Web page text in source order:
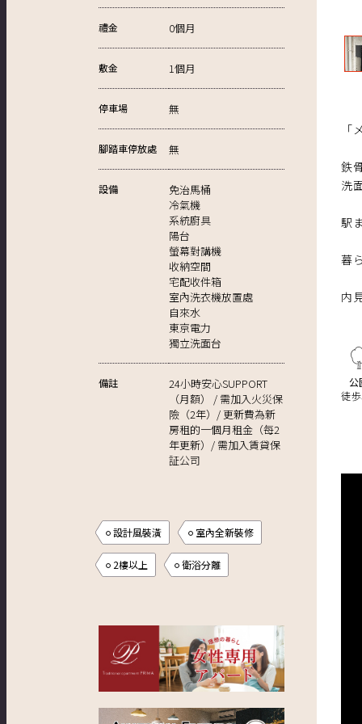
鉄
洗
駅
暮
内
公
徒
禮金 0個月
敷金 1個月
停車場 無
腳踏車停放處 無
設備
免治馬桶
冷氣機
系統廚具
陽台
螢幕對講機
收納空間
宅配收件箱
室內洗衣機放置處
自來水
東京電力
獨立洗面台
備註
24小時安心SUPPORT
（月額） / 需加入火災保
險（2年）/ 更新費為新
房租的一個月租金（每2
年更新）/ 需加入賃貸保
証公司
設計風裝潢 室內全新裝修
2樓以上 衛浴分離